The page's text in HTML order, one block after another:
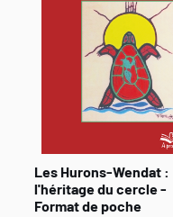
Les Hurons-Wendat :
l'héritage du cercle -
Format de poche